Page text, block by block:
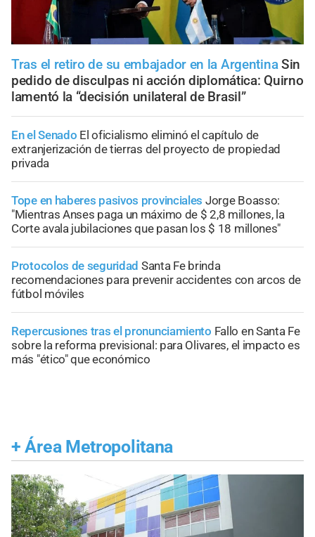
Tras el retiro de su embajador en la Argentina Sin
pedido de disculpas ni acción diplomática: Quirno
lamentó la “decisión unilateral de Brasil”
En el Senado El oficialismo eliminó el capítulo de
extranjerización de tierras del proyecto de propiedad
privada
Tope en haberes pasivos provinciales Jorge Boasso:
"Mientras Anses paga un máximo de $ 2,8 millones, la
Corte avala jubilaciones que pasan los $ 18 millones"
Protocolos de seguridad Santa Fe brinda
recomendaciones para prevenir accidentes con arcos de
fútbol móviles
Repercusiones tras el pronunciamiento Fallo en Santa Fe
sobre la reforma previsional: para Olivares, el impacto es
más "ético" que económico
+ Área Metropolitana